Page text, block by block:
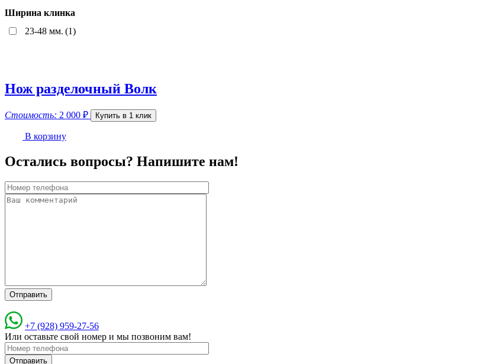
Ширина клинка
23-48 мм. (1)
Нож разделочный Волк
Стоимость: 2 000 ₽ Купить в 1 клик
В корзину
Остались вопросы? Напишите нам!
+7 (928) 959-27-56
Или оставьте свой номер и мы позвоним вам!